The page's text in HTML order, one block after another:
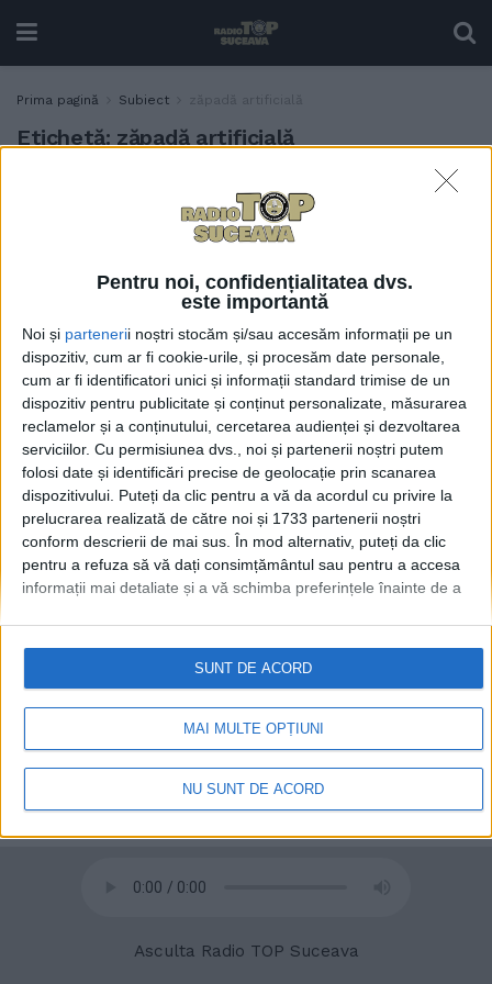
Pentru noi, confidențialitatea dvs.
este importantă
Noi și partenerii noștri stocăm și/sau accesăm informații pe un
dispozitiv, cum ar fi cookie-urile, și procesăm date personale,
cum ar fi identificatori unici și informații standard trimise de un
dispozitiv pentru publicitate și conținut personalizate, măsurarea
reclamelor și a conținutului, cercetarea audienței și dezvoltarea
serviciilor. Cu permisiunea dvs., noi și partenerii noștri putem
folosi date și identificări precise de geolocație prin scanarea
dispozitivului. Puteți da clic pentru a vă da acordul cu privire la
prelucrarea realizată de către noi și 1733 partenerii noștri
conform descrierii de mai sus. În mod alternativ, puteți da clic
pentru a refuza să vă dați consimțământul sau pentru a accesa
informații mai detaliate și a vă schimba preferințele înainte de a
retrageți consimțământul în orice moment, revenind la acest site
și făcând clic pe butonul "Confidențialitate" din partea de jos a
paginii web.
MAI MULTE OPȚIUNI
NU SUNT DE ACORD
SUNT DE ACORD
Prima pagină Subiect zăpadă artificială
Etichetă: zăpadă artificială
De cînd se poate schia, Vatra
Dornei e plină
18 FEBRUARIE, 2021
© 2020 Radio TOP Suceava 104 FM
Asculta Radio TOP Suceava